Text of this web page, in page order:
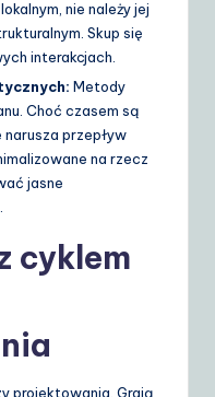
nie należy jej
Skup się
interakcjach.
Metody
Choć czasem są
przepływ
na rzecz
jasne
cyklem
projektowania. Grają